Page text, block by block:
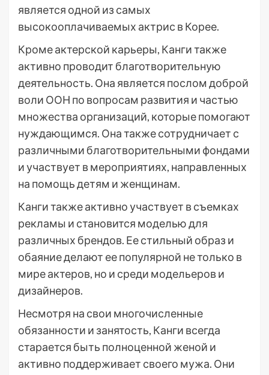
является одной из самых
высокооплачиваемых актрис в Корее.
Кроме актерской карьеры, Канги также
активно проводит благотворительную
деятельность. Она является послом доброй
воли ООН по вопросам развития и частью
множества организаций, которые помогают
нуждающимся. Она также сотрудничает с
различными благотворительными фондами
и участвует в мероприятиях, направленных
на помощь детям и женщинам.
Канги также активно участвует в съемках
рекламы и становится моделью для
различных брендов. Ее стильный образ и
обаяние делают ее популярной не только в
мире актеров, но и среди модельеров и
дизайнеров.
Несмотря на свои многочисленные
обязанности и занятость, Канги всегда
старается быть полноценной женой и
активно поддерживает своего мужа. Они